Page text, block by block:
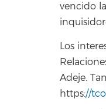
vencido
Los
Adeje.
https://